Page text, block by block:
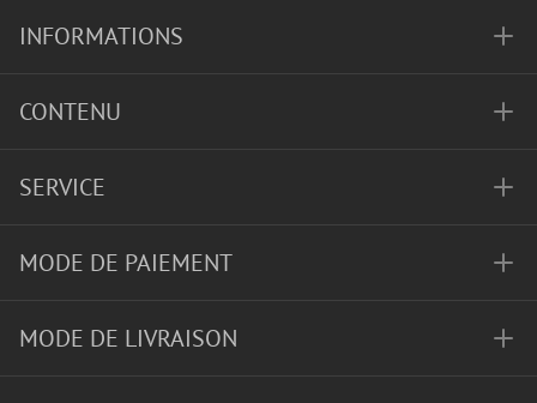
INFORMATIONS
CONTENU
SERVICE
MODE DE PAIEMENT
MODE DE LIVRAISON